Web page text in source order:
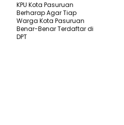
KPU Kota Pasuruan
Berharap Agar Tiap
Warga Kota Pasuruan
Benar-Benar Terdaftar di
DPT